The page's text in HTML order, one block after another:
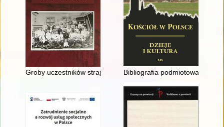
Groby uczestników strajku szkolnego zachowane na terenie
Bibliografia podmiotowa